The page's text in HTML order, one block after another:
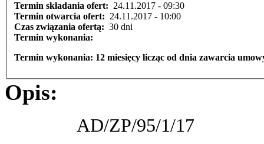
Termin składania ofert: 24.11.2017 - 09:30
Termin otwarcia ofert: 24.11.2017 - 10:00
Czas związania ofertą: 30 dni
Termin wykonania:
Termin wykonania: 12 miesięcy licząc od dnia zawarcia
Opis:
AD/ZP/95/1/17